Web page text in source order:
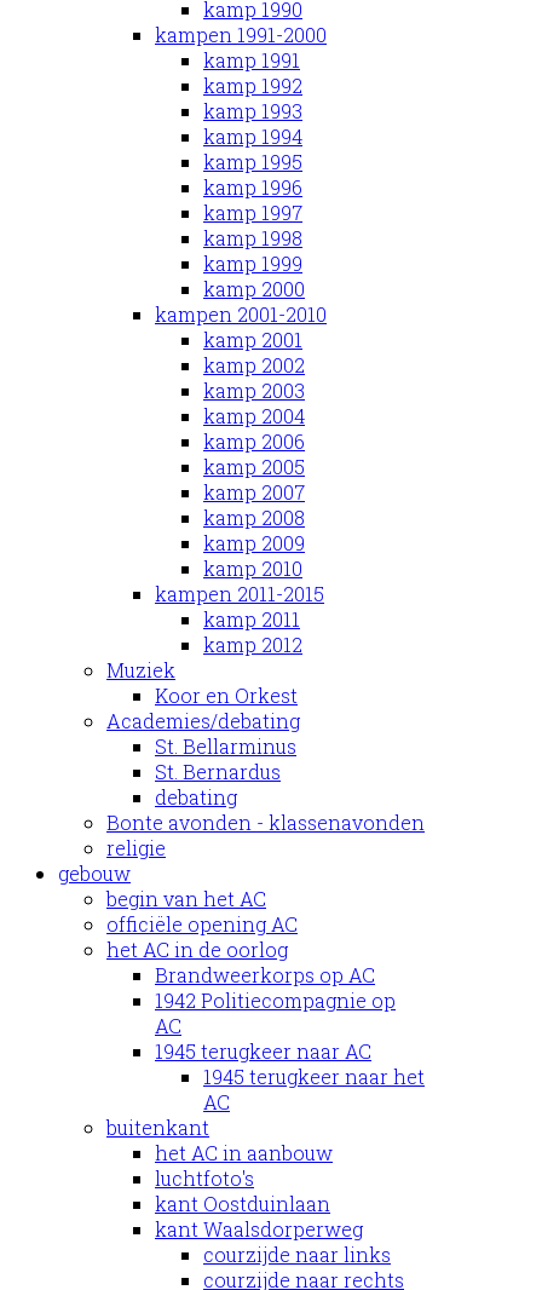
kamp 1990
kampen 1991-2000
kamp 1991
kamp 1992
kamp 1993
kamp 1994
kamp 1995
kamp 1996
kamp 1997
kamp 1998
kamp 1999
kamp 2000
kampen 2001-2010
kamp 2001
kamp 2002
kamp 2003
kamp 2004
kamp 2006
kamp 2005
kamp 2007
kamp 2008
kamp 2009
kamp 2010
kampen 2011-2015
kamp 2011
kamp 2012
Muziek
Koor en Orkest
Academies/debating
St. Bellarminus
St. Bernardus
debating
Bonte avonden - klassenavonden
religie
gebouw
begin van het AC
officiële opening AC
het AC in de oorlog
Brandweerkorps op AC
1942 Politiecompagnie op
AC
1945 terugkeer naar AC
1945 terugkeer naar het
AC
buitenkant
het AC in aanbouw
luchtfoto's
kant Oostduinlaan
kant Waalsdorperweg
courzijde naar links
courzijde naar rechts